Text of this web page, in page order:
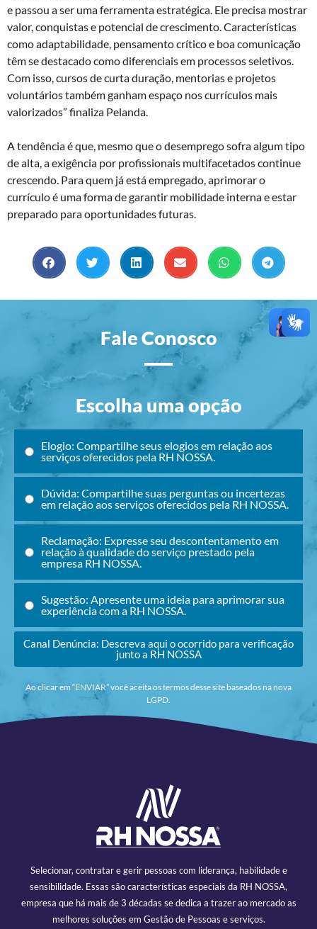
e passou a ser uma ferramenta estratégica. Ele precisa mostrar
valor, conquistas e potencial de crescimento. Características
como adaptabilidade, pensamento crítico e boa comunicação
têm se destacado como diferenciais em processos seletivos.
Com isso, cursos de curta duração, mentorias e projetos
voluntários também ganham espaço nos currículos mais
valorizados” finaliza Pelanda.
A tendência é que, mesmo que o desemprego sofra algum tipo
de alta, a exigência por profissionais multifacetados continue
crescendo. Para quem já está empregado, aprimorar o
currículo é uma forma de garantir mobilidade interna e estar
preparado para oportunidades futuras.
Fale Conosco
Escolha uma opção
Elogio: Compartilhe seus elogios em relação aos
serviços oferecidos pela RH NOSSA.
Dúvida: Compartilhe suas perguntas ou incertezas
em relação aos serviços oferecidos pela RH NOSSA.
Reclamação: Expresse seu descontentamento em
relação à qualidade do serviço prestado pela
empresa RH NOSSA.
Sugestão: Apresente uma ideia para aprimorar sua
experiência com a RH NOSSA.
Canal Denúncia: Descreva aqui o ocorrido para verificação
junto a RH NOSSA
Ao clicar em “ENVIAR” você aceita os termos desse site baseados na nova
LGPD.
Selecionar, contratar e gerir pessoas com liderança, habilidade e
sensibilidade. Essas são características especiais da RH NOSSA,
empresa que há mais de 3 décadas se dedica a trazer ao mercado as
melhores soluções em Gestão de Pessoas e serviços.